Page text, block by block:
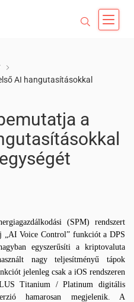
AI hangutasításokkal
a
(SPM) rendszert
„AI Voice Control” funkciót a DPS
egyszerűsíti a kriptovaluta
nagy teljesítményű tápok
jelenleg csak a iOS rendszeren
Titanium / Platinum digitális
hamarosan megjelenik. A